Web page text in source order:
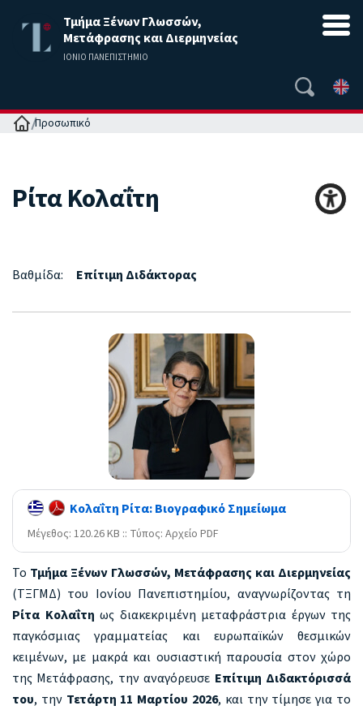
Τμήμα Ξένων Γλωσσών,
Μετάφρασης και Διερμηνείας
ΙΟΝΙΟ ΠΑΝΕΠΙΣΤΗΜΙΟ
Αρχική
Προσωπικό
ΡίταΚολαΐτη
Βαθμίδα: Επίτιμη Διδάκτορας
Κολαΐτη Ρίτα: Βιογραφικό Σημείωμα
Mέγεθος: 120.26 KB :: Τύπος: Αρχείο PDF
Το Τμήμα Ξένων Γλωσσών, Μετάφρασης και Διερμηνείας
(ΤΞΓΜΔ) του Ιονίου Πανεπιστημίου, αναγνωρίζοντας τη
Ρίτα Κολαΐτη ως διακεκριμένη μεταφράστρια έργων της
παγκόσμιας γραμματείας και ευρωπαϊκών θεσμικών
κειμένων, με μακρά και ουσιαστική παρουσία στον χώρο
της Μετάφρασης, την αναγόρευσε Επίτιμη Διδακτόρισσά
του, την Τετάρτη 11 Μαρτίου 2026, και την τίμησε για το